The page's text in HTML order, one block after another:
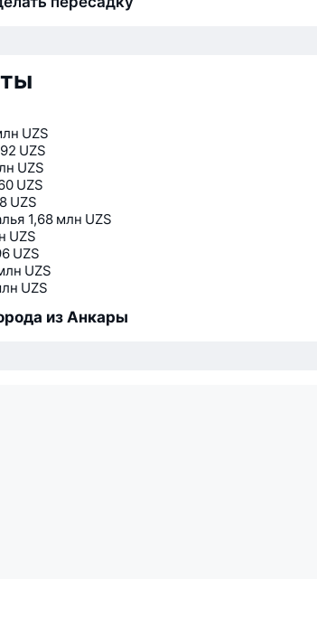
UZS
UZS
UZS
UZS
UZS
1,68 млн UZS
UZS
UZS
UZS
UZS
из Анкары